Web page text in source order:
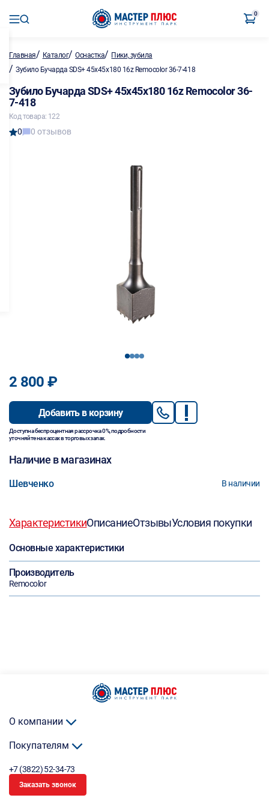
0
Главная/ Каталог/Оснастка/ Пики, зубила
/ Зубило Бучарда SDS+ 45х45х180 16z Remocolor 36-7-418
Зубило Бучарда SDS+ 45х45х180 16z Remocolor 36-
7-418
Код товара: 122
0 0 отзывов
1234
2 800 ₽
Добавить в корзину
Доступна беспроцентная рассрочка 0%, подробности
уточняйте на кассах в торговых залах.
Наличие в магазинах
Шевченко В наличии
ХарактеристикиОписаниеОтзывыУсловия покупки
Основные характеристики
Производитель
Remocolor
О компании
Покупателям
+7 (3822) 52-34-73
Заказать звонок